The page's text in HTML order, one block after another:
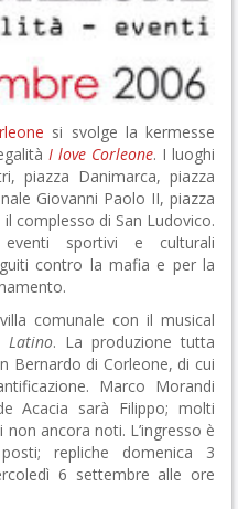
si svolge la kermesse
I love Corleone. I luoghi
piazza Danimarca, piazza
Giovanni Paolo II, piazza
complesso di San Ludovico.
eventi sportivi e culturali
contro la mafia e per la
comunale con il musical
Latino. La produzione tutta
Bernardo di Corleone, di cui
Marco Morandi
Acacia sarà Filippo; molti
ancora noti. L’ingresso è
repliche domenica 3
6 settembre alle ore